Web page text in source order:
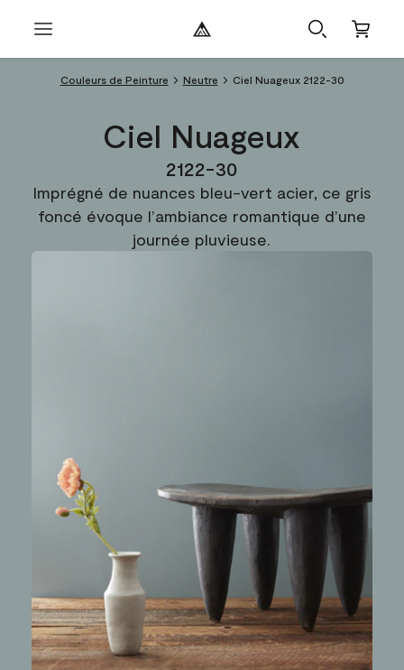
Couleurs de Peinture Neutre Ciel Nuageux 2122-30
Ciel Nuageux
2122-30
Imprégné de nuances bleu-vert acier, ce gris
foncé évoque l’ambiance romantique d’une
journée pluvieuse.